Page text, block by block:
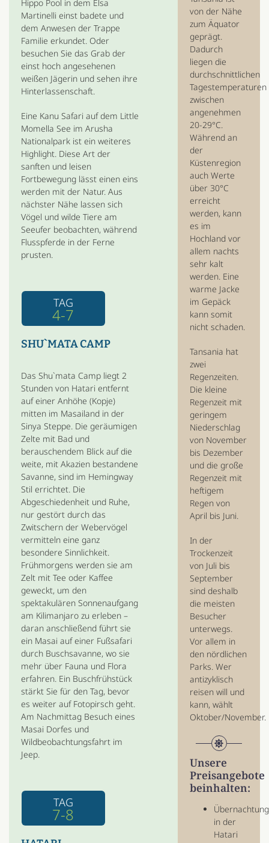
Hippo Pool in dem Elsa
Martinelli einst badete und
dem Anwesen der Trappe
Familie erkundet. Oder
besuchen Sie das Grab der
einst hoch angesehenen
weißen Jägerin und sehen ihre
Hinterlassenschaft.
Eine Kanu Safari auf dem Little
Momella See im Arusha
Nationalpark ist ein weiteres
Highlight. Diese Art der
sanften und leisen
Fortbewegung lässt einen eins
werden mit der Natur. Aus
nächster Nähe lassen sich
Vögel und wilde Tiere am
Seeufer beobachten, während
Flusspferde in der Ferne
prusten.
TAG
4-7
SHU`MATA CAMP
Das Shu`mata Camp liegt 2
Stunden von Hatari entfernt
auf einer Anhöhe (Kopje)
mitten im Masailand in der
Sinya Steppe. Die geräumigen
Zelte mit Bad und
berauschendem Blick auf die
weite, mit Akazien bestandene
Savanne, sind im Hemingway
Stil errichtet. Die
Abgeschiedenheit und Ruhe,
nur gestört durch das
Zwitschern der Webervögel
vermitteln eine ganz
besondere Sinnlichkeit.
Frühmorgens werden sie am
Zelt mit Tee oder Kaffee
geweckt, um den
spektakulären Sonnenaufgang
am Kilimanjaro zu erleben –
daran anschließend führt sie
ein Masai auf einer Fußsafari
durch Buschsavanne, wo sie
mehr über Fauna und Flora
erfahren. Ein Buschfrühstück
stärkt Sie für den Tag, bevor
es weiter auf Fotopirsch geht.
Am Nachmittag Besuch eines
Masai Dorfes und
Wildbeobachtungsfahrt im
Jeep.
TAG
7-8
von der Nähe
zum Äquator
geprägt.
Dadurch
liegen die
durchschnittlichen
Tagestemperaturen
zwischen
angenehmen
20-29°C.
Während an
der
Küstenregion
auch Werte
über 30°C
erreicht
werden, kann
es im
Hochland vor
allem nachts
sehr kalt
werden. Eine
warme Jacke
im Gepäck
kann somit
nicht schaden.
Tansania hat
zwei
Regenzeiten.
Die kleine
Regenzeit mit
geringem
Niederschlag
von November
bis Dezember
und die große
Regenzeit mit
heftigem
Regen von
April bis Juni.
In der
Trockenzeit
von Juli bis
September
sind deshalb
die meisten
Besucher
unterwegs.
Vor allem in
den nördlichen
Parks. Wer
antizyklisch
reisen will und
kann, wählt
Oktober/November.
Unsere
Preisangebote
beinhalten:
in der
Hatari